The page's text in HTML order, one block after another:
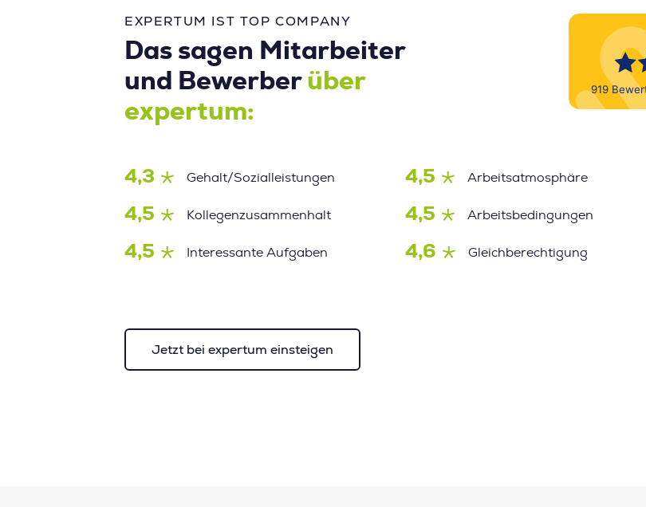
EXPERTUM IST TOP COMPANY
Das sagen Mitarbeiter
und Bewerber über
expertum:
4,3 Gehalt/Sozialleistungen 4,5 Arbeitsatmosphäre
4,5 Kollegenzusammenhalt 4,5 Arbeitsbedingungen
4,5 Interessante Aufgaben 4,6 Gleichberechtigung
Jetzt bei expertum einsteigen